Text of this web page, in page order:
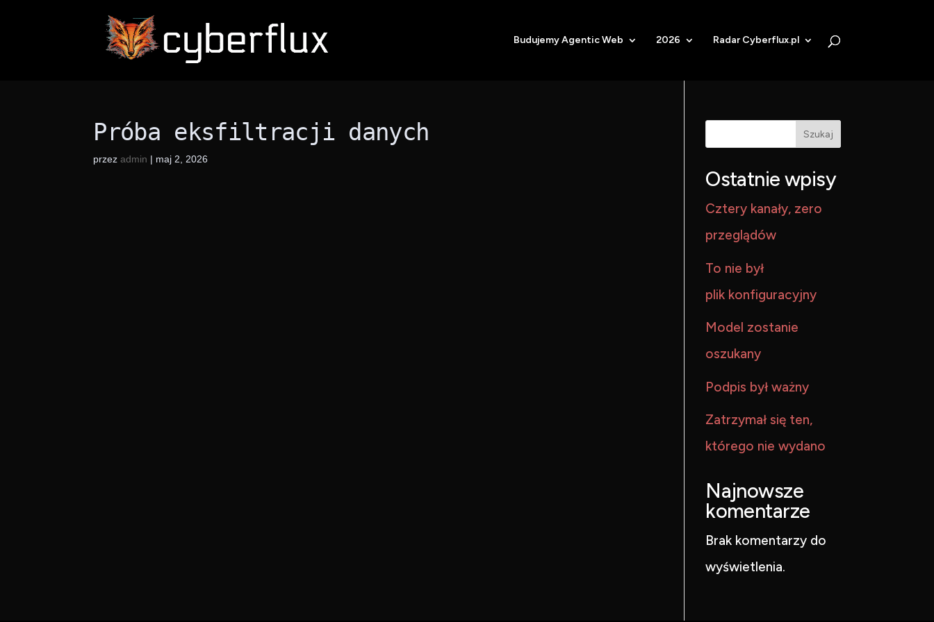
Budujemy Agentic Web 2026 Radar Cyberflux.pl
Próba eksfiltracji danych
przezadmin | maj 2, 2026
Szukaj
Ostatnie wpisy
Cztery kanały, zero
przeglądów
To nie był
plik konfiguracyjny
Model zostanie
oszukany
Podpis był ważny
Zatrzymał się ten,
którego nie wydano
Najnowsze
komentarze
Brak komentarzy do
wyświetlenia.